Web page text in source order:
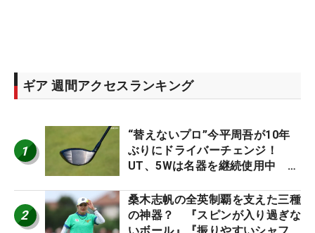
ギア 週間アクセスランキング
1
“替えないプロ”今平周吾が10年
ぶりにドライバーチェンジ！
UT、5Wは名器を継続使用中 #
2
桑木志帆の全英制覇を支えた三種
の神器？ 『スピンが入り過ぎな